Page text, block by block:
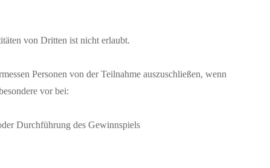
von Dritten ist nicht erlaubt.
Personen von der Teilnahme auszuschließen, wenn
vor bei:
Durchführung des Gewinnspiels